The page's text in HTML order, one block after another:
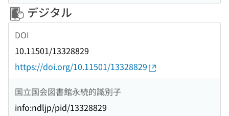
デジタル
DOI
10.11501/13328829
https://doi.org/10.11501/13328829
国立国会図書館永続的識別子
info:ndljp/pid/13328829